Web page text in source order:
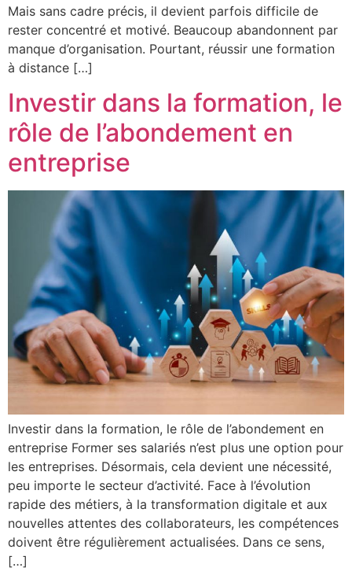
Mais sans cadre précis, il devient parfois difficile de
rester concentré et motivé. Beaucoup abandonnent par
manque d’organisation. Pourtant, réussir une formation
à distance […]
Investir dans la formation, le
rôle de l’abondement en
entreprise
Investir dans la formation, le rôle de l’abondement en
entreprise Former ses salariés n’est plus une option pour
les entreprises. Désormais, cela devient une nécessité,
peu importe le secteur d’activité. Face à l’évolution
rapide des métiers, à la transformation digitale et aux
nouvelles attentes des collaborateurs, les compétences
doivent être régulièrement actualisées. Dans ce sens,
[…]